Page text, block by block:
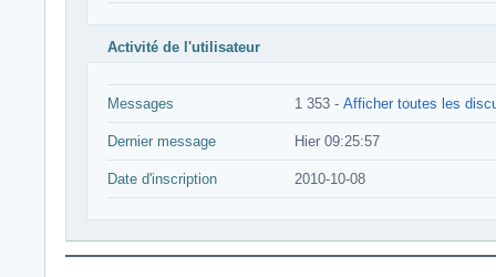
Activité de l'utilisateur
Messages 1 353 - Afficher toutes les
Dernier message Hier 09:25:57
Date d'inscription 2010-10-08